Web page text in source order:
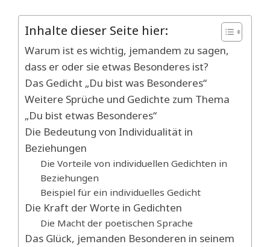
Inhalte dieser Seite hier:
Warum ist es wichtig, jemandem zu sagen,
dass er oder sie etwas Besonderes ist?
Das Gedicht „Du bist was Besonderes“
Weitere Sprüche und Gedichte zum Thema
„Du bist etwas Besonderes“
Die Bedeutung von Individualität in
Beziehungen
Die Vorteile von individuellen Gedichten in
Beziehungen
Beispiel für ein individuelles Gedicht
Die Kraft der Worte in Gedichten
Die Macht der poetischen Sprache
Das Glück, jemanden Besonderen in seinem